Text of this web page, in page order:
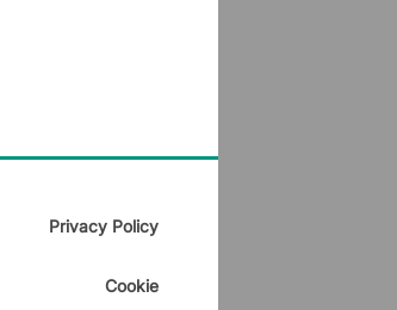
Privacy Policy
Cookie